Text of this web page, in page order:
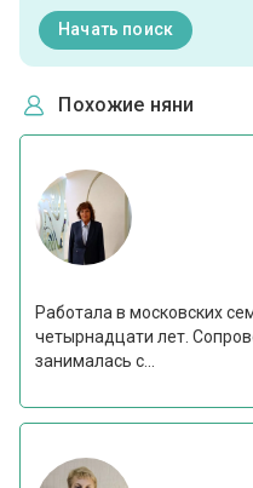
Начать поиск
Похожие няни
Работала в московских
четырнадцати лет.
занималась с...